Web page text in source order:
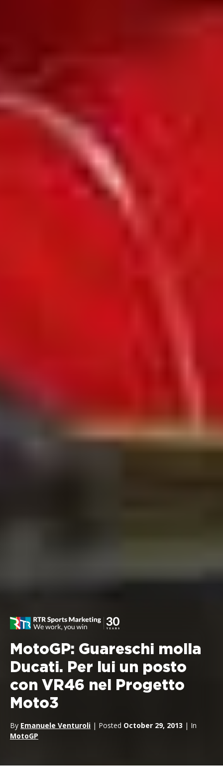
MotoGP: Guareschi molla
Ducati. Per lui un posto
con VR46 nel Progetto
Moto3
By Emanuele Venturoli | Posted October 29, 2013 | In
MotoGP